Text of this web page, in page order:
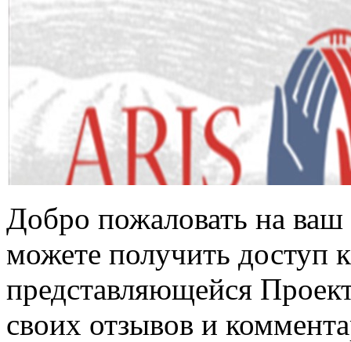
Добро пожаловать на
можете получить доступ
представляющейся
своих отзывов и